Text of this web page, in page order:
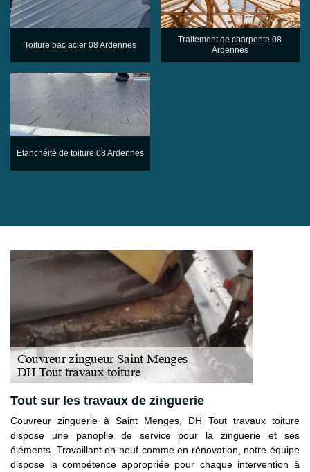
Toiture bac acier 08 Ardennes
Traitement de charpente 08
Ardennes
Etanchéité de toiture 08 Ardennes
Tout sur les travaux de zinguerie
Couvreur zinguerie à Saint Menges, DH Tout travaux toiture
dispose une panoplie de service pour la zinguerie et ses
éléments. Travaillant en neuf comme en rénovation, notre équipe
dispose la compétence appropriée pour chaque intervention à